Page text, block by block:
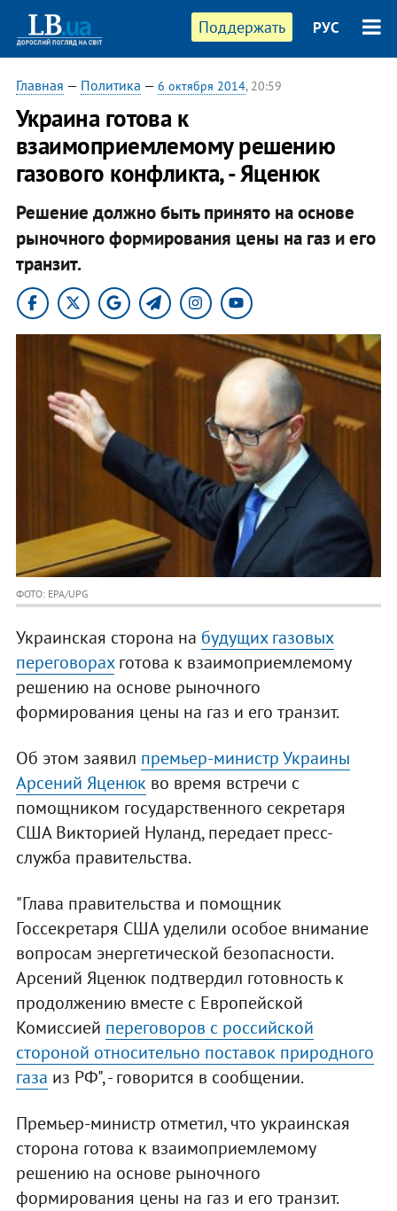
Поддержать РУС
Главная — Политика — 6 октября 2014, 20:59
Украина готова к
взаимоприемлемому решению
газового конфликта, - Яценюк
Решение должно быть принято на основе
рыночного формирования цены на газ и его
транзит.
ФОТО: EPA/UPG
Украинская сторона на будущих газовых
переговорахготова к взаимоприемлемому
решению на основе рыночного
формирования цены на газ и его транзит.
Об этом заявил премьер-министр Украины
Арсений Яценюк во время встречи с
помощником государственного секретаря
США Викторией Нуланд, передает пресс-
служба правительства.
"Глава правительства и помощник
Госсекретаря США уделили особое внимание
вопросам энергетической безопасности.
Арсений Яценюк подтвердил готовность к
продолжению вместе с Европейской
Комиссией переговоров с российской
стороной относительно поставок природного
газа из РФ", - говорится в сообщении.
Премьер-министр отметил, что украинская
сторона готова к взаимоприемлемому
решению на основе рыночного
формирования цены на газ и его транзит.